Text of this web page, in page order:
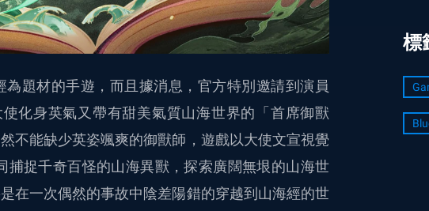
為題材的手遊，而且據消息，官方特別邀請到演員
化身英氣又帶有甜美氣質山海世界的「首席御獸
不能缺少英姿颯爽的御獸師，遊戲以大使文宣視覺
捕捉千奇百怪的山海異獸，探索廣闊無垠的山海世
在一次偶然的事故中陰差陽錯的穿越到山海經的世
標